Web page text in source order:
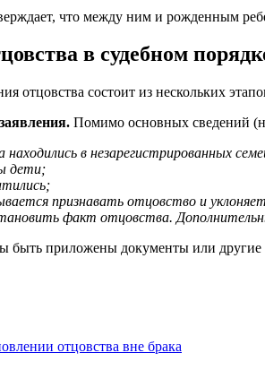
что между ним и рожденным
в судебном
отцовства состоит из нескольких
Помимо основных сведений
в незарегистрированных
дети;
признавать отцовство и
факт отцовства.
быть приложены документы или
отцовства вне брака